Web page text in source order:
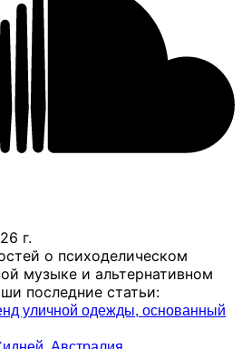
г.
о психоделическом
музыке и альтернативном
последние статьи:
уличной одежды, основанный